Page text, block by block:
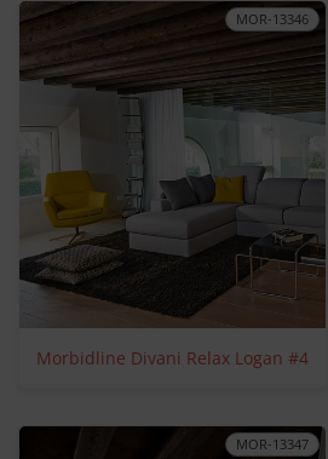
MOR-13346
Morbidline Divani Relax Logan #4
MOR-13347